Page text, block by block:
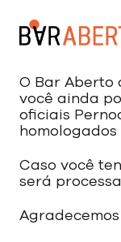
O Bar Aberto
você ainda
oficiais
homologados
Caso você
será